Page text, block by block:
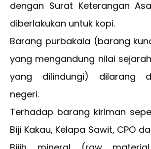
dengan Surat Keterangan
diberlakukan untuk kopi.
Barang purbakala (barang
yang mengandung nilai
yang dilindungi) dilarang
negeri.
Terhadap barang kiriman
Biji Kakau, Kelapa Sawit, CPO